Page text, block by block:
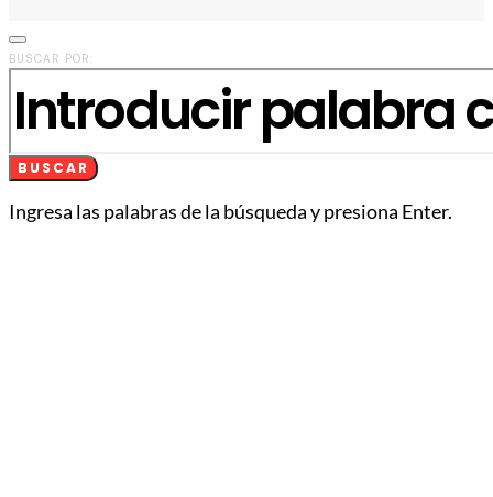
BUSCAR POR:
BUSCAR
Ingresa las palabras de la búsqueda y presiona Enter.